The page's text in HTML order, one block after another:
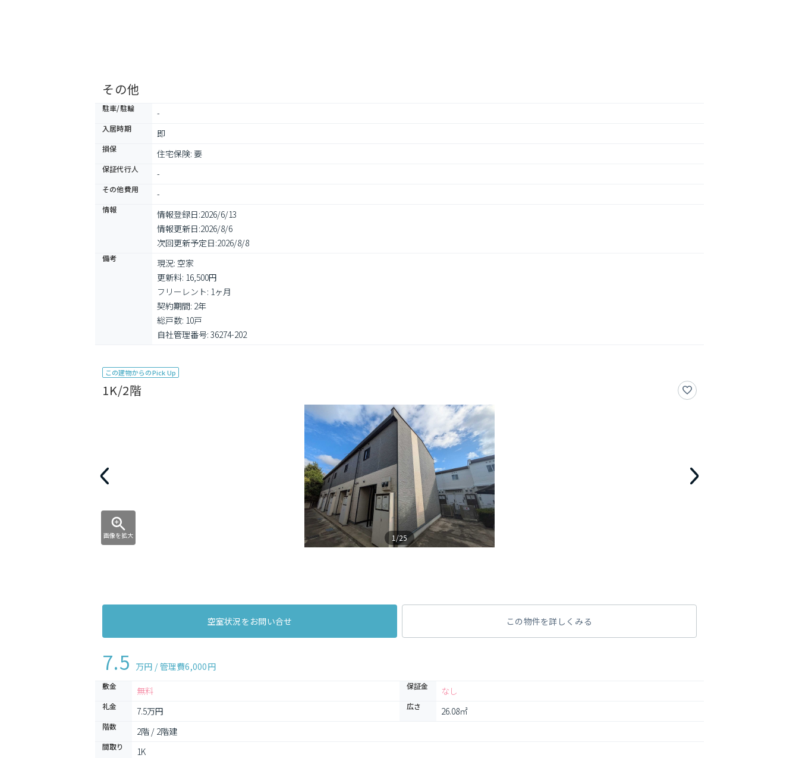
その他
駐車/駐輪 -
入居時期 即
損保 住宅保険: 要
保証代行人 -
その他費用 -
情報 情報登録日:2026/6/13
情報更新日:2026/8/6
次回更新予定日:2026/8/8
備考
現況: 空家
更新料: 16,500円
フリーレント: 1ヶ月
契約期間: 2年
総戸数: 10戸
自社管理番号: 36274-202
この建物からのPick Up
1K/2階
画像を拡大 1/25
空室状況をお問い合せ この物件を詳しくみる
7.5 万円 / 管理費6,000円
敷金 無料 保証金 なし
礼金 7.5万円 広さ 26.08㎡
階数 2階 / 2階建
間取り 1K